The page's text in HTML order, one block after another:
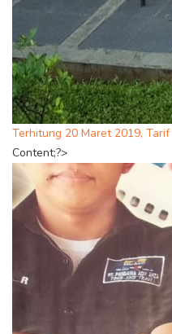
Terhitung 20 Maret 2019,
Content;?>